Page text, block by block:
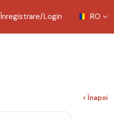
Înregistrare/Login RO
< Înapoi